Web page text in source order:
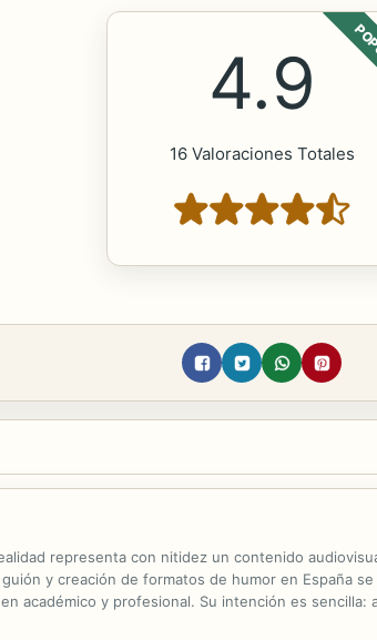
4.9
16 Valoraciones Totales
representa con nitidez un contenido
y creación de formatos de humor en España
académico y profesional. Su intención es